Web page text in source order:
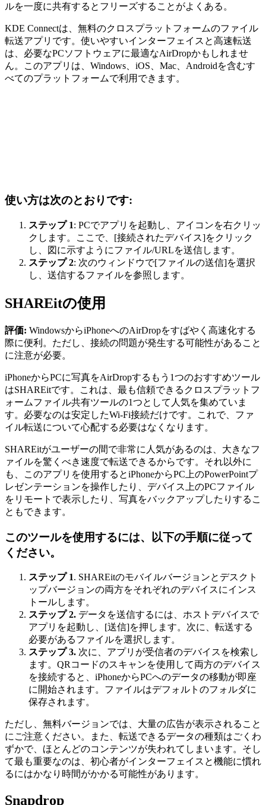
ルを一度に共有するとフリーズすることがよくある。
KDE Con​​nectは、無料のクロスプラットフォームのファイル
転送アプリです。使いやすいインターフェイスと高速転送
は、必要なPCソフトウェアに最適なAirDropかもしれませ
ん。このアプリは、Windows、iOS、Mac、Androidを含むす
べてのプラットフォームで利用できます。
使い方は次のとおりです:
ステップ 1: PCでアプリを起動し、アイコンを右クリッ
クします。ここで、[接続されたデバイス]をクリック
し、図に示すようにファイル/URLを送信します。
ステップ 2: 次のウィンドウで[ファイルの送信]を選択
し、送信するファイルを参照します。
SHAREitの使用
評価: WindowsからiPhoneへのAirDropをすばやく高速化する
際に便利。ただし、接続の問題が発生する可能性があること
に注意が必要。
iPhoneからPCに写真をAirDropするもう1つのおすすめツール
はSHAREitです。これは、最も信頼できるクロスプラットフ
ォームファイル共有ツールの1つとして人気を集めていま
す。必要なのは安定したWi-Fi接続だけです。これで、ファ
イル転送について心配する必要はなくなります。
SHAREitがユーザーの間で非常に人気があるのは、大きなフ
ァイルを驚くべき速度で転送できるからです。それ以外に
も、このアプリを使用するとiPhoneからPC上のPowerPointプ
レゼンテーションを操作したり、デバイス上のPCファイル
をリモートで表示したり、写真をバックアップしたりするこ
ともできます。
このツールを使用するには、以下の手順に従って
ください。
ステップ 1. SHAREitのモバイルバージョンとデスクト
ップバージョンの両方をそれぞれのデバイスにインス
トールします。
ステップ 2. データを送信するには、ホストデバイスで
アプリを起動し、[送信]を押します。次に、転送する
必要があるファイルを選択します。
ステップ 3. 次に、アプリが受信者のデバイスを検索し
ます。QRコードのスキャンを使用して両方のデバイス
を接続すると、iPhoneからPCへのデータの移動が即座
に開始されます。ファイルはデフォルトのフォルダに
保存されます。
ただし、無料バージョンでは、大量の広告が表示されること
にご注意ください。また、転送できるデータの種類はごくわ
ずかで、ほとんどのコンテンツが失われてしまいます。そし
て最も重要なのは、初心者がインターフェイスと機能に慣れ
るにはかなり時間がかかる可能性があります。
Snapdrop